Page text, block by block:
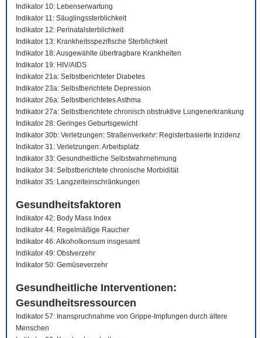
Indikator 10: Lebenserwartung
Indikator 11: Säuglingssterblichkeit
Indikator 12: Perinatalsterblichkeit
Indikator 13: Krankheitsspezifische Sterblichkeit
Indikator 18: Ausgewählte übertragbare Krankheiten
Indikator 19: HIV/AIDS
Indikator 21a: Selbstberichteter Diabetes
Indikator 23a: Selbstberichtete Depression
Indikator 26a: Selbstberichtetes Asthma
Indikator 27a: Selbstberichtete chronisch obstruktive Lungenerkrankung
Indikator 28: Geringes Geburtsgewicht
Indikator 30b: Verletzungen: Straßenverkehr: Registerbasierte Inzidenz
Indikator 31: Verletzungen: Arbeitsplatz
Indikator 33: Gesundheitliche Selbstwahrnehmung
Indikator 34: Selbstberichtete chronische Morbidität
Indikator 35: Langzeiteinschränkungen
Gesundheitsfaktoren
Indikator 42: Body Mass Index
Indikator 44: Regelmäßige Raucher
Indikator 46: Alkoholkonsum insgesamt
Indikator 49: Obstverzehr
Indikator 50: Gemüseverzehr
Gesundheitliche Interventionen:
Gesundheitsressourcen
Indikator 57: Inanspruchnahme von Grippe-Impfungen durch ältere
Menschen